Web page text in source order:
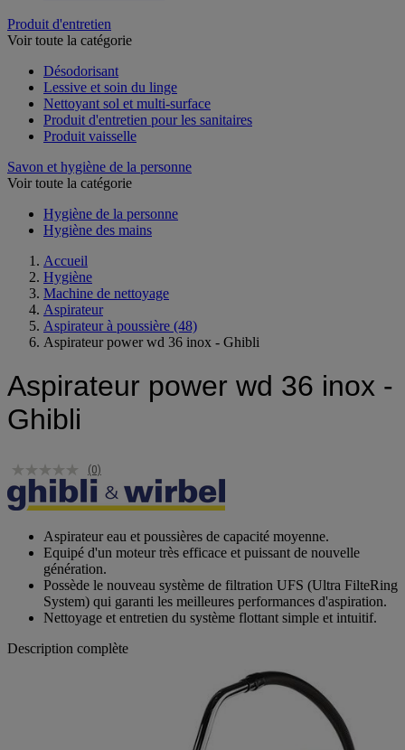
Produit d'entretien
Désodorisant
Lessive et soin du linge
Nettoyant sol et multi-surface
Produit d'entretien pour les sanitaires
Savon et hygiène de la personne
Hygiène de la personne
Accueil
Hygiène
Machine de nettoyage
Aspirateur
Aspirateur à poussière (48)
Aspirateur power wd 36 inox -
Ghibli
(0)
Aspirateur eau et poussières de capacité moyenne.
Equipé d'un moteur très efficace et puissant de nouvelle
génération.
Possède le nouveau système de filtration UFS (Ultra FilteRing
System) qui garanti les meilleures performances d'aspiration.